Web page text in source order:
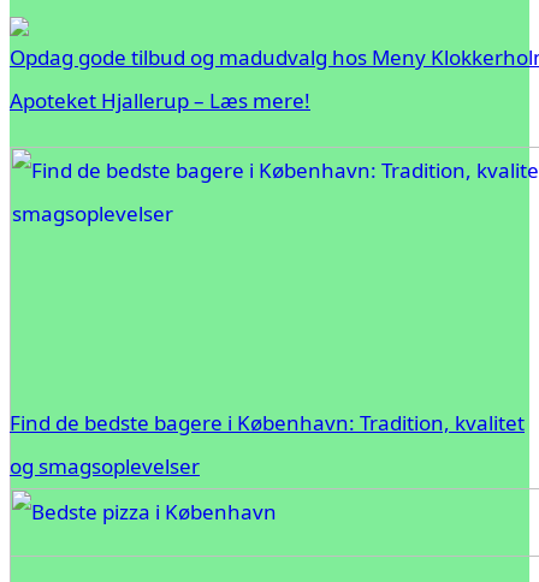
Opdag gode tilbud og madudvalg hos Meny
Apoteket Hjallerup – Læs mere!
Find de bedste bagere i København: Tradition, kvalitet
og smagsoplevelser